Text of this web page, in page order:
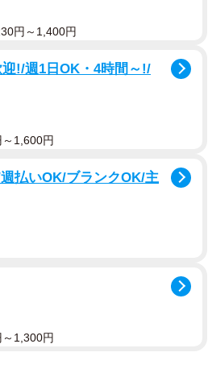
と同時にある懸念が胸をよぎり
100万円を超えるであろう逸品だ
もし多額の贈与税が発生してしま
トされた場合、贈与税は発生する
ますか
合、もらった側に贈与税がかか
除額である110万円を上回る部分
が変わります。この措置は祖父母
金銭を贈与する場合、最大1,500
円～1,400円
迎!/週1日OK・4時間～!/
1,600円
払いOK/ブランクOK/主
1,300円